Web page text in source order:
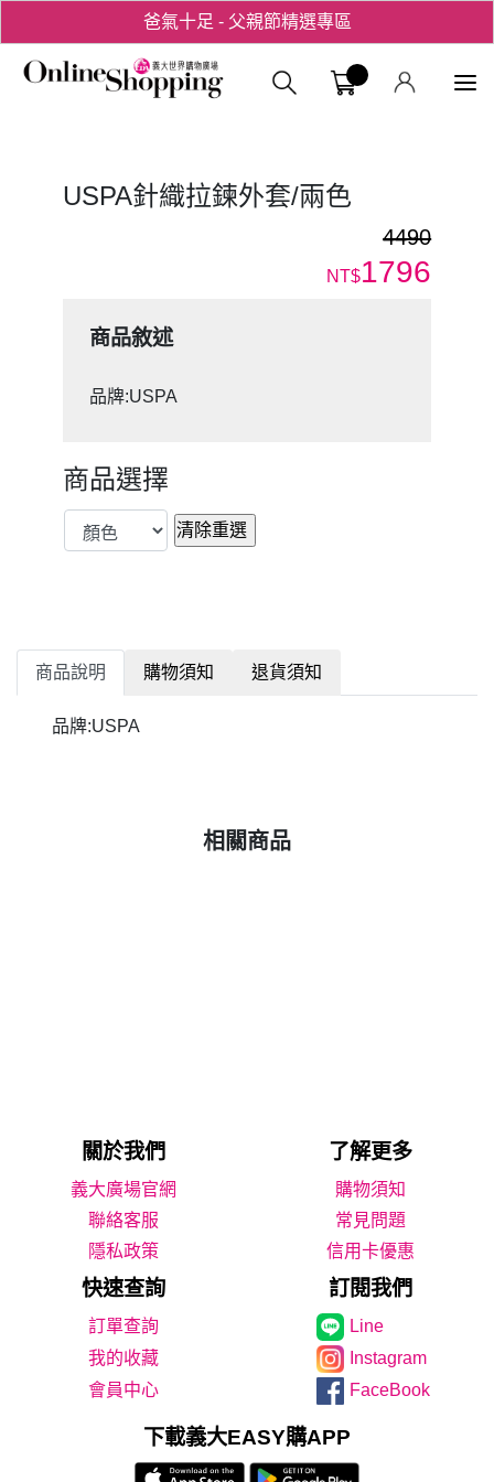
爸氣十足 - 父親節精選專區
用心愛你！七夕星選禮遇！義大購物
USPA針織拉鍊外套/兩色
4490
NT$1796
商品敘述
品牌:USPA
商品選擇
商品說明 購物須知 退貨須知
品牌:USPA
相關商品
關於我們 了解更多
義大廣場官網
購物須知
聯絡客服
常見問題
隱私政策
信用卡優惠
快速查詢 訂閱我們
Line
我的收藏
Instagram
會員中心
FaceBook
下載義大EASY購APP